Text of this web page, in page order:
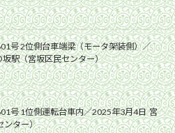
号 2位側台車端梁（モータ架装側）／
駅（宮坂区民センター）
号 1位側運転台車内／2025年3月4日 宮
ンター）